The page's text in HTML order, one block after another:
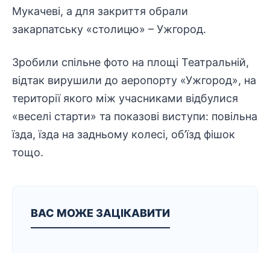
Мукачеві, а для закриття обрали
закарпатську «столицю» – Ужгород.
Зробили спільне фото на площі Театральній,
відтак вирушили до аеропорту «Ужгород», на
території якого між учасниками відбулися
«веселі старти» та показові виступи: повільна
їзда, їзда на задньому колесі, об’їзд фішок
тощо.
ВАС МОЖЕ ЗАЦІКАВИТИ